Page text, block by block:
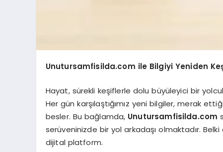
Unutursamfisilda.com ile Bilgiyi Yeniden
Hayat, sürekli keşiflerle dolu büyüleyici bir
Her gün karşılaştığımız yeni bilgiler, merak
besler. Bu bağlamda, Unutursamfisilda.com
serüveninizde bir yol arkadaşı olmaktadır.
dijital platform.